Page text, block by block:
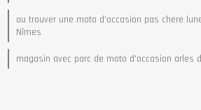
ou trouver une moto d'occasion pas chere
Nîmes
magasin avec parc de moto d'occasion arles